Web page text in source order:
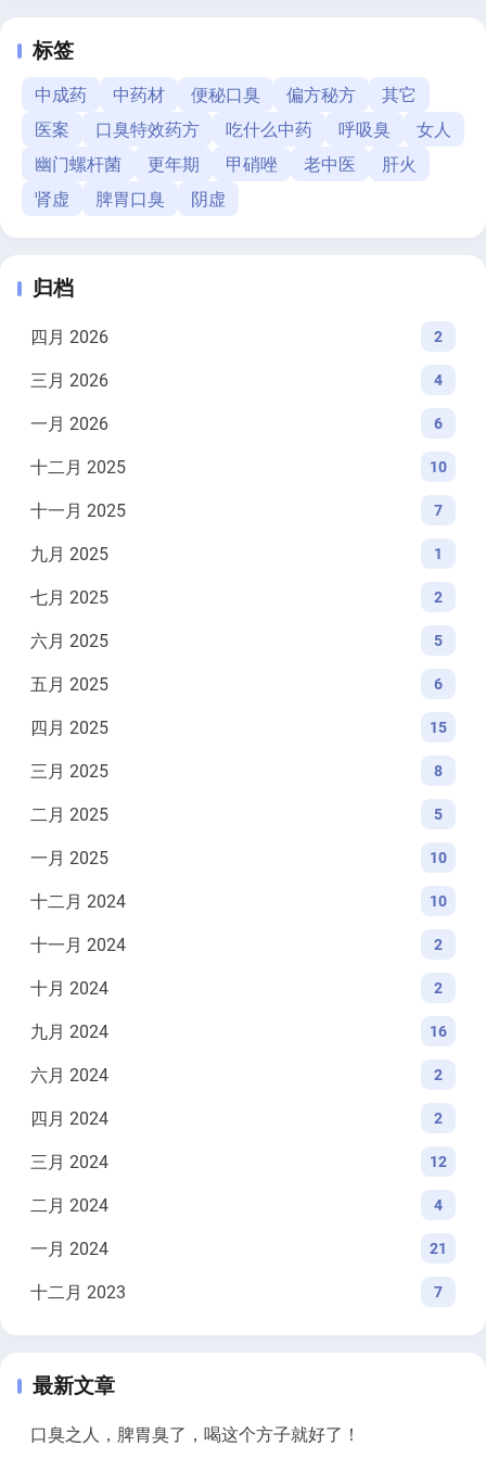
标签
中成药 中药材 便秘口臭 偏方秘方
其它
医案
口臭特效药方 吃什么中药 呼吸臭
女人
幽门螺杆菌
更年期 甲硝唑 老中医
肝火
肾虚
脾胃口臭 阴虚
归档
四月 2026 2
三月 2026 4
一月 2026 6
十二月 2025 10
十一月 2025 7
九月 2025 1
七月 2025 2
六月 2025 5
五月 2025 6
四月 2025 15
三月 2025 8
二月 2025 5
一月 2025 10
十二月 2024 10
十一月 2024 2
十月 2024 2
九月 2024 16
六月 2024 2
四月 2024 2
三月 2024 12
二月 2024 4
一月 2024 21
十二月 2023 7
最新文章
口臭之人，脾胃臭了，喝这个方子就好了！